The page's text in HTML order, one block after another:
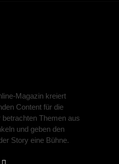
Magazin kreiert
Content für die
betrachten Themen aus
und geben den
Story eine Bühne.